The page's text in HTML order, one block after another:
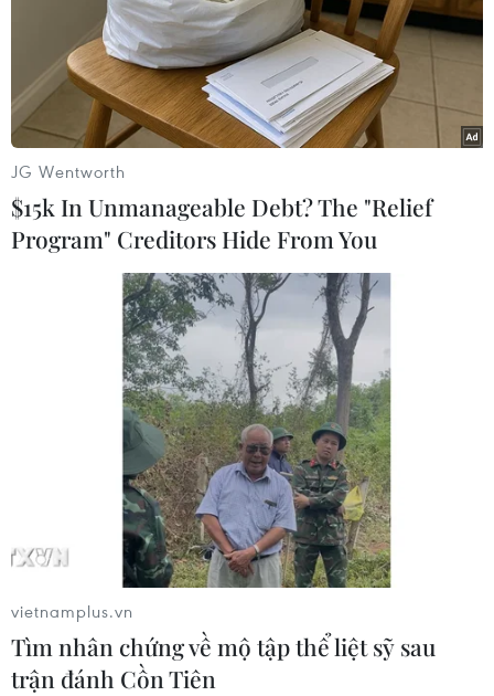
(TTXVN/Vietnam+)
#EURO 2020 #World Cup 2018
#Romelu Lukaku
#Christian Eriksen
Theo dõi VietnamPlus
JG Wentworth
$15k In Unmanageable Debt? The "Relief
Program" Creditors Hide From You
vietnamplus.vn
Tìm nhân chứng về mộ tập thể liệt sỹ sau
trận đánh Cồn Tiên